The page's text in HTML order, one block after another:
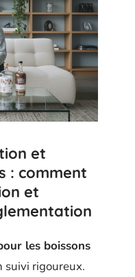
et
: comment
et
les boissons
suivi rigoureux.